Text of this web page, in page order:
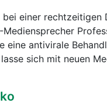
einer
eine antivirale
sich mit neuen